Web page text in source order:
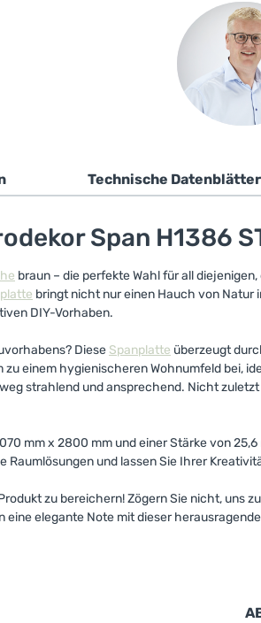
Technische Datenblätter
Span H1386
braun – die perfekte Wahl für all
bringt nicht nur einen Hauch von Natur
DIY-Vorhaben.
Diese Spanplatte überzeugt
einem hygienischeren Wohnumfeld bei,
strahlend und ansprechend. Nicht
mm x 2800 mm und einer Stärke von
und lassen Sie Ihrer
zu bereichern! Zögern Sie nicht, uns
eine elegante Note mit dieser